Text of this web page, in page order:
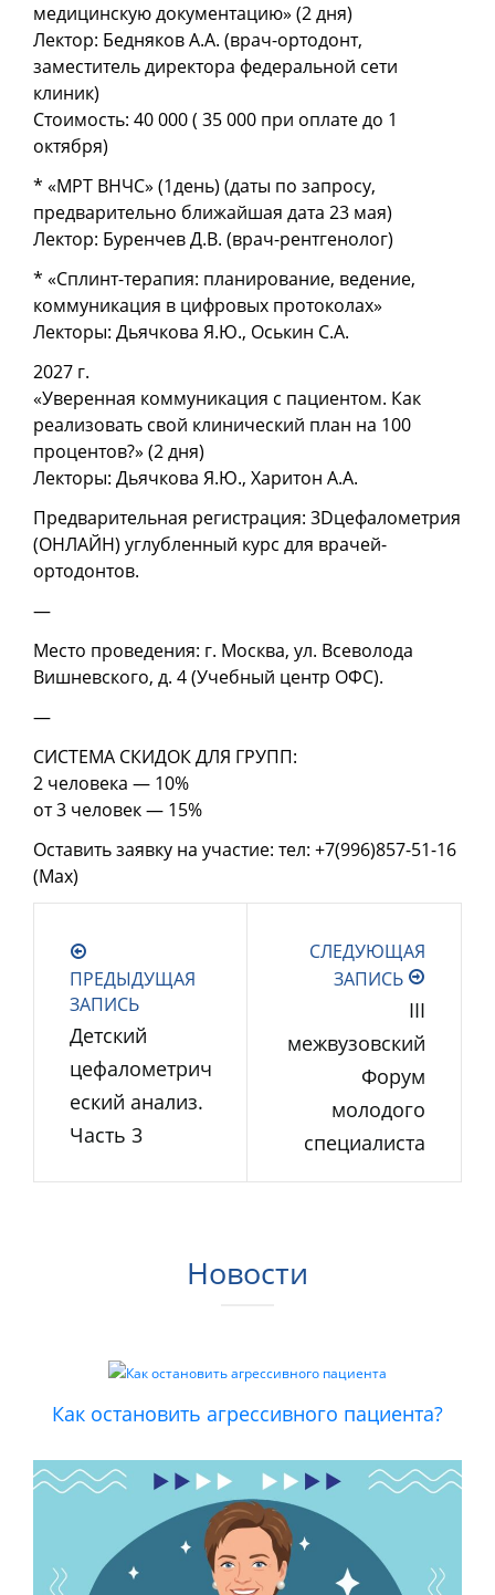
медицинскую документацию» (2 дня)
Лектор: Бедняков А.А. (врач-ортодонт,
заместитель директора федеральной сети
клиник)
Стоимость: 40 000 ( 35 000 при оплате до 1
октября)
* «МРТ ВНЧС» (1день) (даты по запросу,
предварительно ближайшая дата 23 мая)
Лектор: Буренчев Д.В. (врач-рентгенолог)
* «Сплинт-терапия: планирование, ведение,
коммуникация в цифровых протоколах»
Лекторы: Дьячкова Я.Ю., Оськин С.А.
2027 г.
«Уверенная коммуникация с пациентом. Как
реализовать свой клинический план на 100
процентов?» (2 дня)
Лекторы: Дьячкова Я.Ю., Харитон А.А.
Предварительная регистрация: 3Dцефалометрия
(ОНЛАЙН) углубленный курс для врачей-
ортодонтов.
—
Место проведения: г. Москва, ул. Всеволода
Вишневского, д. 4 (Учебный центр ОФС).
—
СИСТЕМА СКИДОК ДЛЯ ГРУПП:
2 человека — 10%
от 3 человек — 15%
Оставить заявку на участие: тел: +7(996)857-51-16
(Мах)
ПРЕДЫДУЩАЯ
ЗАПИСЬ
Детский
цефалометрич
еский анализ.
Часть 3
СЛЕДУЮЩАЯ
ЗАПИСЬ
III
межвузовский
Форум
молодого
специалиста
Новости
Как остановить агрессивного пациента?